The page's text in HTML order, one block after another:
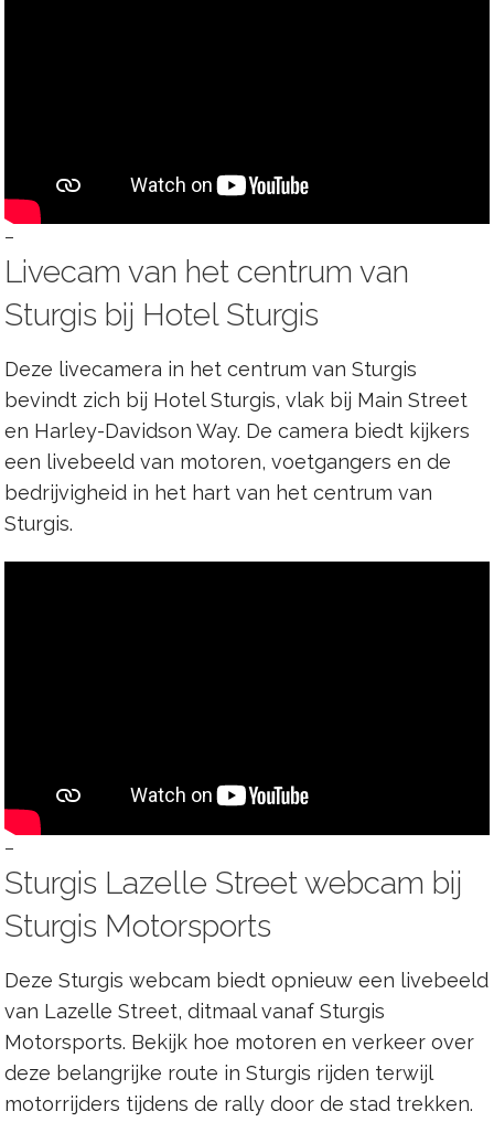
–
Livecam van het centrum van
Sturgis bij Hotel Sturgis
Deze livecamera in het centrum van Sturgis
bevindt zich bij Hotel Sturgis, vlak bij Main Street
en Harley-Davidson Way. De camera biedt kijkers
een livebeeld van motoren, voetgangers en de
bedrijvigheid in het hart van het centrum van
Sturgis.
–
Sturgis Lazelle Street webcam bij
Sturgis Motorsports
Deze Sturgis webcam biedt opnieuw een livebeeld
van Lazelle Street, ditmaal vanaf Sturgis
Motorsports. Bekijk hoe motoren en verkeer over
deze belangrijke route in Sturgis rijden terwijl
motorrijders tijdens de rally door de stad trekken.